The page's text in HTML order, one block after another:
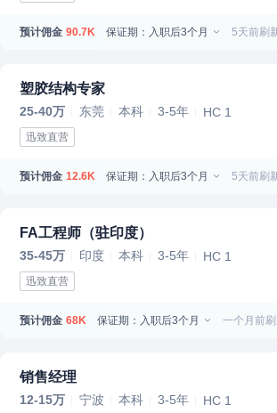
预计佣金 90.7K 保证期：入职后3个月 5天前刷
塑胶结构专家
25-40万 东莞 本科 3-5年 HC 1
迅致直营
预计佣金 12.6K 保证期：入职后3个月 5天前刷
FA工程师（驻印度）
35-45万 印度 本科 3-5年 HC 1
迅致直营
预计佣金 68K 保证期：入职后3个月 一个月前
销售经理
12-15万 宁波 本科 3-5年 HC 1